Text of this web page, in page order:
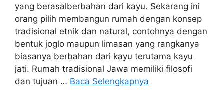
yang berasalberbahan dari kayu. Sekarang ini
orang pilih membangun rumah dengan konsep
tradisional etnik dan natural, contohnya dengan
bentuk joglo maupun limasan yang rangkanya
biasanya berbahan dari kayu terutama kayu
jati. Rumah tradisional Jawa memiliki filosofi
dan tujuan … Baca Selengkapnya